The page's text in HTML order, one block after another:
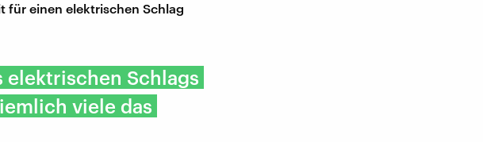
für einen elektrischen Schlag
elektrischen Schlags
viele das